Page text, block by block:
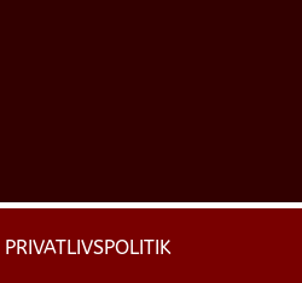
PRIVATLIVSPOLITIK